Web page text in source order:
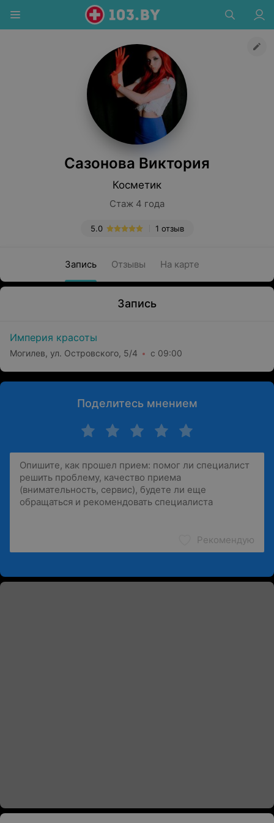
Сазонова Виктория
Косметик
Стаж 4 года
1 отзыв
5.0
Запись Отзывы На карте
Запись
Империя красоты
Могилев, ул. Островского, 5/4 с 09:00
Поделитесь мнением
Рекомендую